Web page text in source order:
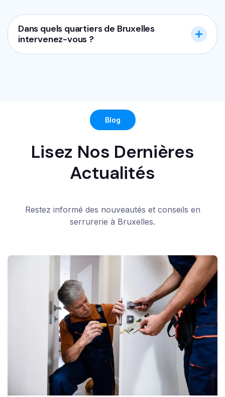
Dans quels quartiers de Bruxelles
intervenez-vous ?
Blog
Lisez Nos Dernières
Actualités
Restez informé des nouveautés et conseils en
serrurerie à Bruxelles.